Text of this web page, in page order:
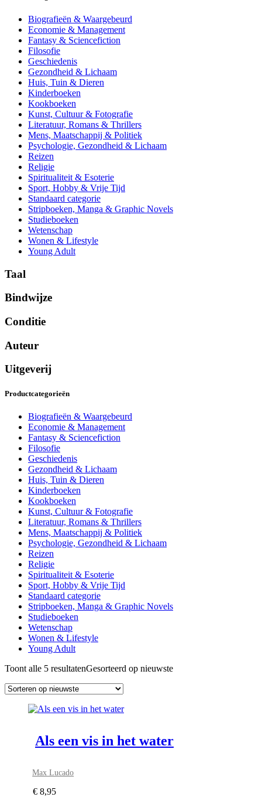
Biografieën & Waargebeurd
Economie & Management
Fantasy & Sciencefiction
Filosofie
Geschiedenis
Gezondheid & Lichaam
Huis, Tuin & Dieren
Kinderboeken
Kookboeken
Kunst, Cultuur & Fotografie
Literatuur, Romans & Thrillers
Mens, Maatschappij & Politiek
Psychologie, Gezondheid & Lichaam
Reizen
Religie
Spiritualiteit & Esoterie
Sport, Hobby & Vrije Tijd
Standaard categorie
Stripboeken, Manga & Graphic Novels
Studieboeken
Wetenschap
Wonen & Lifestyle
Young Adult
Taal
Bindwijze
Conditie
Auteur
Uitgeverij
Productcategorieën
Biografieën & Waargebeurd
Economie & Management
Fantasy & Sciencefiction
Filosofie
Geschiedenis
Gezondheid & Lichaam
Huis, Tuin & Dieren
Kinderboeken
Kookboeken
Kunst, Cultuur & Fotografie
Literatuur, Romans & Thrillers
Mens, Maatschappij & Politiek
Psychologie, Gezondheid & Lichaam
Reizen
Religie
Spiritualiteit & Esoterie
Sport, Hobby & Vrije Tijd
Standaard categorie
Stripboeken, Manga & Graphic Novels
Studieboeken
Wetenschap
Wonen & Lifestyle
Young Adult
Toont alle 5 resultatenGesorteerd op nieuwste
Als een vis in het water
Max Lucado
€ 8,95